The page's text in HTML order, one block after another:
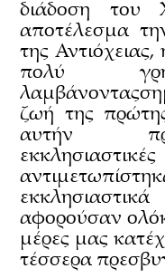
διάδοση του
αποτέλεσμα
της
πολύ
ζωή της
αυτήν
αφορούσαν
μέρες μας
τέσσερα